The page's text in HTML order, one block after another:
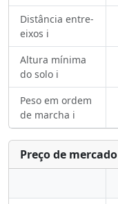
Distância entre-
eixos ℹ️
Altura mínima
do solo ℹ️
Peso em ordem
de marcha ℹ️
Preço de mercado